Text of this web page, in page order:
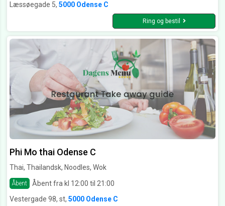
Læssøegade 5, 5000 Odense C
Ring og bestil
Phi Mo thai Odense C
Thai, Thailandsk, Noodles, Wok
Åbent
Åbent fra kl 12:00 til 21:00
Vestergade 98, st, 5000 Odense C